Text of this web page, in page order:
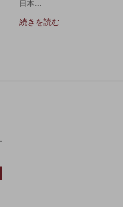
日本…
続きを読む